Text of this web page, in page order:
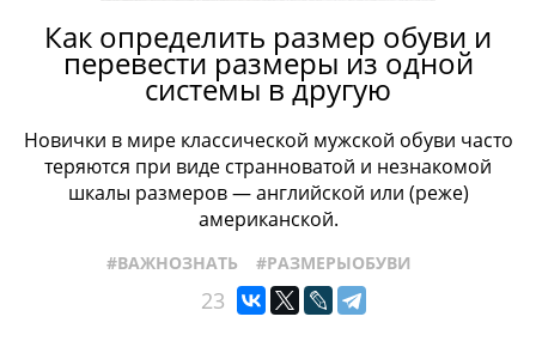
#ЧЕЛСИ
#ШВЕЙЦАРСКАЯОБУВЬ #КРОССОВКИ
Как определить размер обуви и
перевести размеры из одной
системы в другую
Новички в мире классической мужской обуви часто
теряются при виде странноватой и незнакомой
шкалы размеров — английской или (реже)
американской.
#ВАЖНОЗНАТЬ #РАЗМЕРЫОБУВИ
23